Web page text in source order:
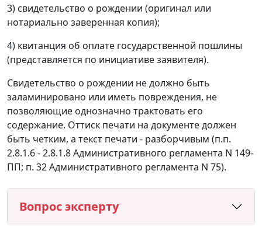
3) свидетельство о рождении (оригинал или
нотариально заверенная копия);
4) квитанция об оплате государственной пошлины
(представляется по инициативе заявителя).
Свидетельство о рождении не должно быть
заламинировано или иметь повреждения, не
позволяющие однозначно трактовать его
содержание. Оттиск печати на документе должен
быть четким, а текст печати - разборчивым (п.п.
2.8.1.6 - 2.8.1.8 Административного регламента N 149-
ПП; п. 32 Административного регламента N 75).
Вопрос эксперту